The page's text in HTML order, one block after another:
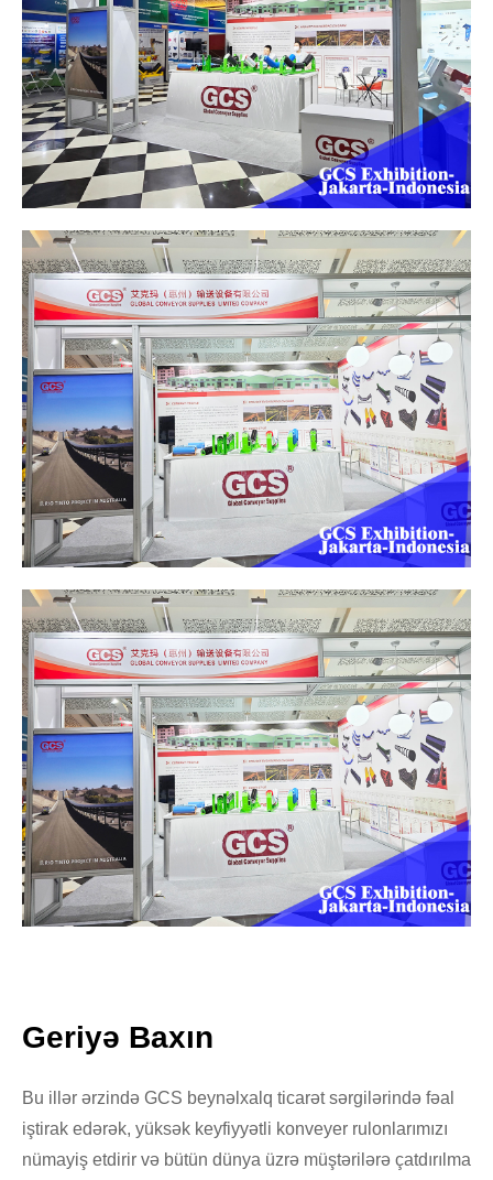
Geriyə Baxın
Bu illər ərzində GCS beynəlxalq ticarət sərgilərində fəal
iştirak edərək, yüksək keyfiyyətli konveyer rulonlarımızı
nümayiş etdirir və bütün dünya üzrə müştərilərə çatdırılma